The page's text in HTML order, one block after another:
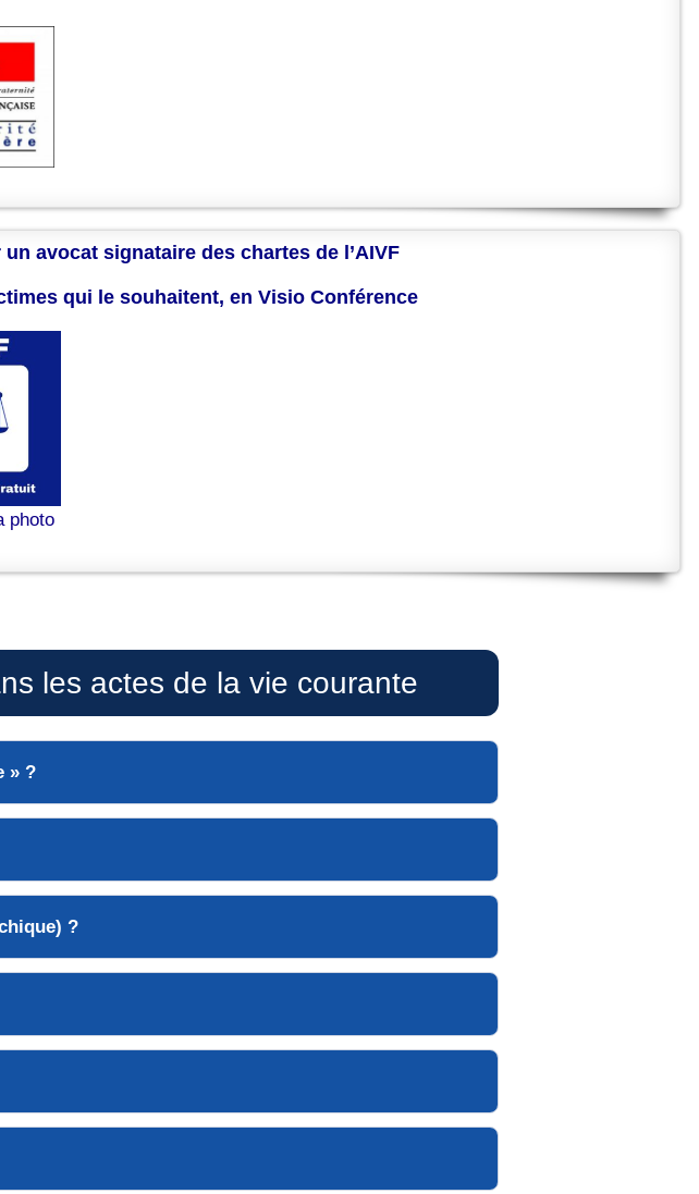
avocat signataire des chartes de l’AIVF
qui le souhaitent, en Visio Conférence
photo
les actes de la vie courante
» ?
?